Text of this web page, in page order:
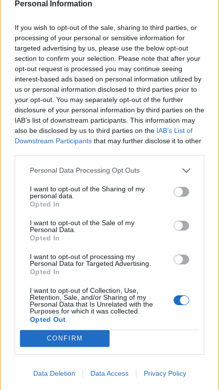
Personal Information
If you wish to opt-out of the sale, sharing to third parties, or
processing of your personal or sensitive information for
targeted advertising by us, please use the below opt-out
section to confirm your selection. Please note that after your
opt-out request is processed you may continue seeing
interest-based ads based on personal information utilized by
us or personal information disclosed to third parties prior to
your opt-out. You may separately opt-out of the further
disclosure of your personal information by third parties on the
IAB’s list of downstream participants. This information may
also be disclosed by us to third parties on the IAB’s List of
Downstream Participants that may further disclose it to other
Personal Data Processing Opt Outs
I want to opt-out of the Sharing of my
personal data.
Opted In
I want to opt-out of the Sale of my
Personal Data.
Opted In
I want to opt-out of processing my
Personal Data for Targeted Advertising.
Opted In
I want to opt-out of Collection, Use,
Retention, Sale, and/or Sharing of my
Personal Data that Is Unrelated with the
Purposes for which it was collected.
Opted Out
CONFIRM
Data Deletion Data Access Privacy Policy
Calendario Lunar
Calendario de Días Internacionales de
2027
Calculadoras
Calcula la diferencia entre fechas
Sumar o restar días o semanas a una
fecha
Calcular días hábiles
¿Cuántos días he vivido?
¿Quién cumple años hoy?
Calculadora de Calorías
Calculadora de índice de masa corporal
Todas las calculadoras
Entra en nuestro canal de Telegram
Días Más Buscados
8 de marzo -